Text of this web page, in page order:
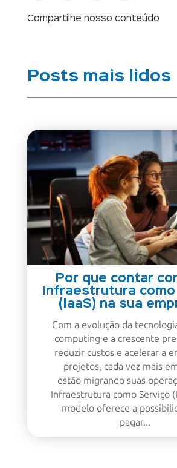
Compartilhe nosso conteúdo
Posts mais lidos
Por que contar
Infraestrutura
(IaaS) na sua
Com a evolução da
computing e a crescente
reduzir custos e acelerar a
projetos, cada vez mais
estão migrando suas
Infraestrutura como Serviço
modelo oferece a
pagar...